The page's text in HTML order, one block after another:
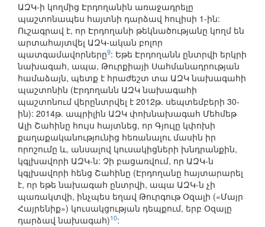
ԱԶԿ-ի կողմից Էրդողանին առաջադրելը
պաշտոնապես հայտնի դարձավ հուլիսի 1-ին:
Ուշագրավ է, որ Էրդողանի թեկնածությանը կողմ են
արտահայտվել ԱԶԿ-ական բոլոր
պատգամավորները9: Եթե Էրդողանն ընտրվի երկրի
նախագահ, ապա, Թուրքիայի Սահմանադրության
համաձայն, պետք է հրաժեշտ տա ԱԶԿ նախագահի
պաշտոնին (Էրդողանն ԱԶԿ նախագահի
պաշտոնում վերընտրվել է 2012թ. սեպտեմբերի 30-
ին): 2014թ. ապրիլին ԱԶԿ փոխնախագահ Մեհմեթ
Ալի Շահինը հույս հայտնեց, որ Գյուլը կփոխի
քաղաքականությունից հեռանալու մասին իր
որոշումը և, անսալով կուսակիցների խնդրանքին,
կգլխավորի ԱԶԿ-ն: Չի բացառվում, որ ԱԶԿ-ն
կգլխավորի հենց Շահինը (Էրդողանը հայտարարել
է, որ եթե նախագահ ընտրվի, ապա ԱԶԿ-ն չի
պառակտվի, ինչպես եղավ Թուրգութ Օզալի («Մայր
Հայրենիք») կուսակցության դեպքում, երբ Օզալը
դարձավ նախագահ)10: